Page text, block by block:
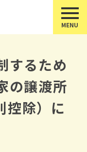
するため
の譲渡所
控除）に